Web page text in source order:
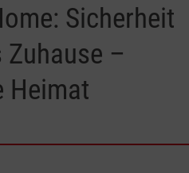
Sicherheit
–
Heimat